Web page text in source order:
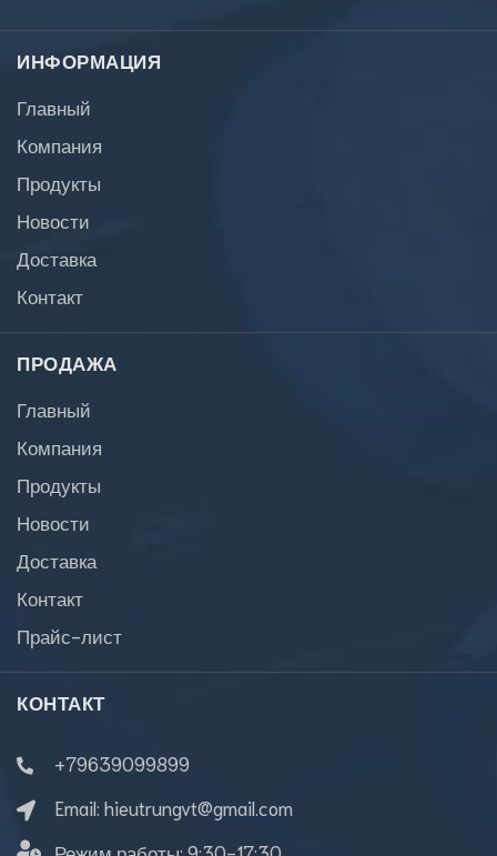
ИНФОРМАЦИЯ
Главный
Компания
Продукты
Новости
Доставка
Контакт
ПРОДАЖА
Главный
Компания
Продукты
Новости
Доставка
Контакт
Прайс-лист
КОНТАКТ
+79639099899
Email: hieutrungvt@gmail.com
Режим работы: 9:30-17:30